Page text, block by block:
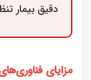
دقیق بیمار
مزایای